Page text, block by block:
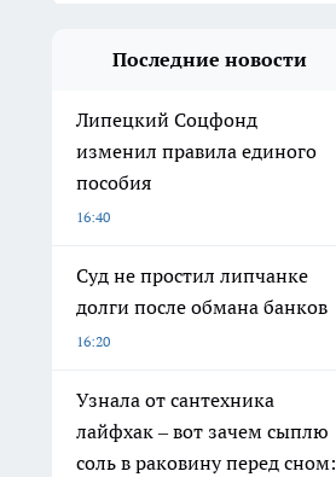
Последние новости
Липецкий Соцфонд
изменил правила единого
пособия
16:40
Суд не простил липчанке
долги после обмана банков
16:20
Узнала от сантехника
лайфхак – вот зачем сыплю
соль в раковину перед сном: